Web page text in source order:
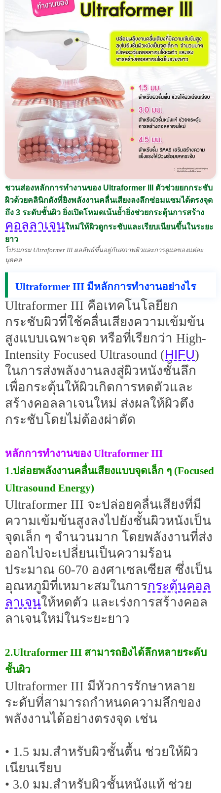
ชวนส่องหลักการทำงานของ Ultraformer III ตัวช่วยยกกระชับ
ผิวด้วยคลินิกดังที่ยิงพลังงานคลื่นเสียงลงลึกซ่อมแซมได้ตรงจุด
ถึง 3 ระดับชั้นผิว ยิ่งเปิดโหมดเน้นย้ำยิ่งช่วยกระตุ้นการสร้าง
คอลลาเจนใหม่ให้ผิวดูกระชับและเรียบเนียนขึ้นในระยะ
ยาว
โปรแกรม Ultraformer III ผลลัพธ์ขึ้นอยู่กับสภาพผิวและการดูแลของแต่ละ
บุคคล
Ultraformer III มีหลักการทำงานอย่างไร
Ultraformer III คือเทคโนโลยียก
กระชับผิวที่ใช้คลื่นเสียงความเข้มข้น
สูงแบบเฉพาะจุด หรือที่เรียกว่า High-
Intensity Focused Ultrasound (HIFU)
ในการส่งพลังงานลงสู่ผิวหนังชั้นลึก
เพื่อกระตุ้นให้ผิวเกิดการหดตัวและ
สร้างคอลลาเจนใหม่ ส่งผลให้ผิวตึง
กระชับโดยไม่ต้องผ่าตัด
หลักการทำงานของ Ultraformer III
1.ปล่อยพลังงานคลื่นเสียงแบบจุดเล็ก ๆ (Focused
Ultrasound Energy)
Ultraformer III จะปล่อยคลื่นเสียงที่มี
ความเข้มข้นสูงลงไปยังชั้นผิวหนังเป็น
จุดเล็ก ๆ จำนวนมาก โดยพลังงานที่ส่ง
ออกไปจะเปลี่ยนเป็นความร้อน
ประมาณ 60-70 องศาเซลเซียส ซึ่งเป็น
อุณหภูมิที่เหมาะสมในการกระตุ้นคอล
ลาเจนให้หดตัว และเร่งการสร้างคอล
ลาเจนใหม่ในระยะยาว
2.Ultraformer III สามารถยิงได้ลึกหลายระดับ
ชั้นผิว
Ultraformer III มีหัวการรักษาหลาย
ระดับที่สามารถกำหนดความลึกของ
พลังงานได้อย่างตรงจุด เช่น
• 1.5 มม.สำหรับผิวชั้นตื้น ช่วยให้ผิว
เนียนเรียบ
• 3.0 มม.สำหรับผิวชั้นหนังแท้ ช่วย